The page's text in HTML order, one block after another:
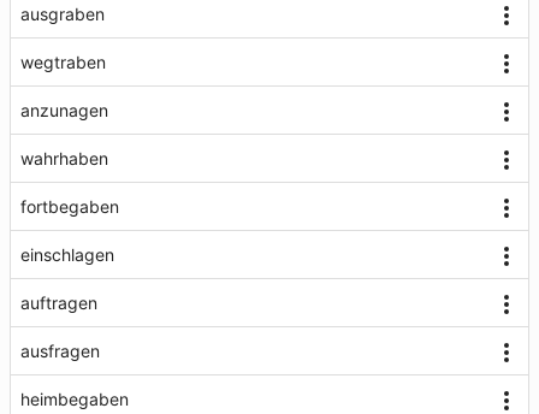
ausgraben
wegtraben
anzunagen
wahrhaben
fortbegaben
einschlagen
auftragen
ausfragen
heimbegaben